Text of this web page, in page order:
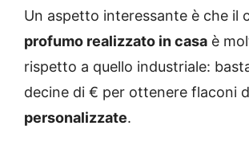
Un aspetto interessante è che il
profumo realizzato in casa è
rispetto a quello industriale:
decine di € per ottenere flaconi
personalizzate.